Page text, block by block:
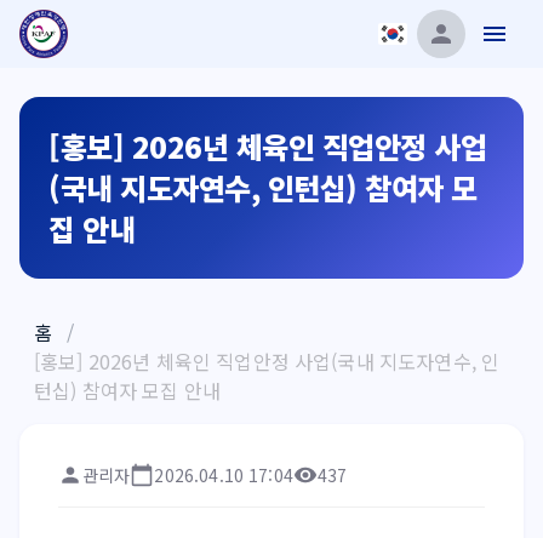
[홍보] 2026년 체육인 직업안정 사업
(국내 지도자연수, 인턴십) 참여자 모
집 안내
홈 /
[홍보] 2026년 체육인 직업안정 사업(국내 지도자연수, 인
턴십) 참여자 모집 안내
관리자 2026.04.10 17:04 437